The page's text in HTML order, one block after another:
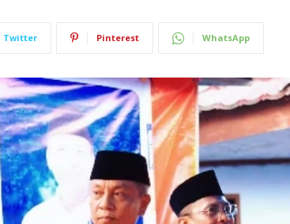
Twitter Pinterest WhatsApp